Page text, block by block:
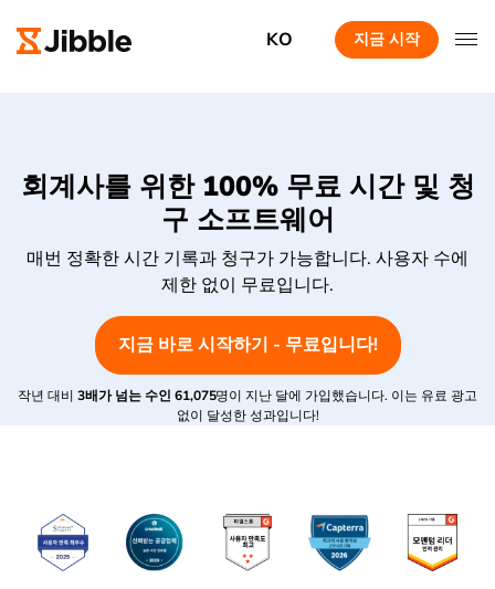
KO 지금 시작
회계사를 위한 100% 무료 시간 및 청
구 소프트웨어
매번 정확한 시간 기록과 청구가 가능합니다. 사용자 수에
제한 없이 무료입니다.
지금 바로 시작하기 - 무료입니다!
작년 대비 3배가 넘는 수인 61,075명이 지난 달에 가입했습니다. 이는 유료 광고
없이 달성한 성과입니다!